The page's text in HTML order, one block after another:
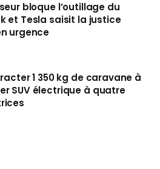
bloque l’outillage du
et Tesla saisit la justice
urgence
1 350 kg de caravane à
SUV électrique à quatre